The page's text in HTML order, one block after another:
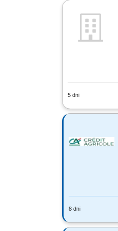
5 dni
8 dni